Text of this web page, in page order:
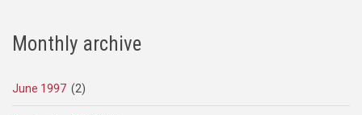
Monthly archive
June 1997 (2)